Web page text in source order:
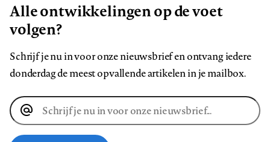
Alle ontwikkelingen op de voet
volgen?
Schrijf je nu in voor onze nieuwsbrief en ontvang iedere
donderdag de meest opvallende artikelen in je mailbox.
E-
mailadres